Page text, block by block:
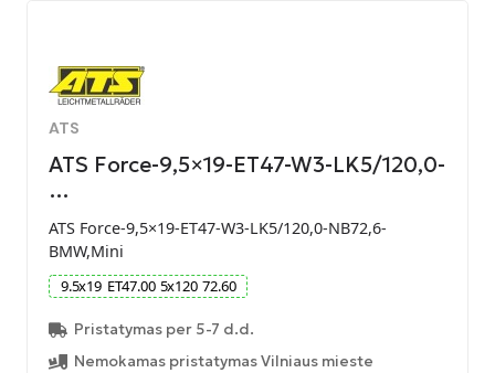
ATS
ATS Force-9,5×19-ET47-W3-LK5/120,0-
…
ATS Force-9,5×19-ET47-W3-LK5/120,0-NB72,6-
BMW,Mini
9.5x19 ET47.00 5x120 72.60
Pristatymas per 5-7 d.d.
Nemokamas pristatymas Vilniaus mieste